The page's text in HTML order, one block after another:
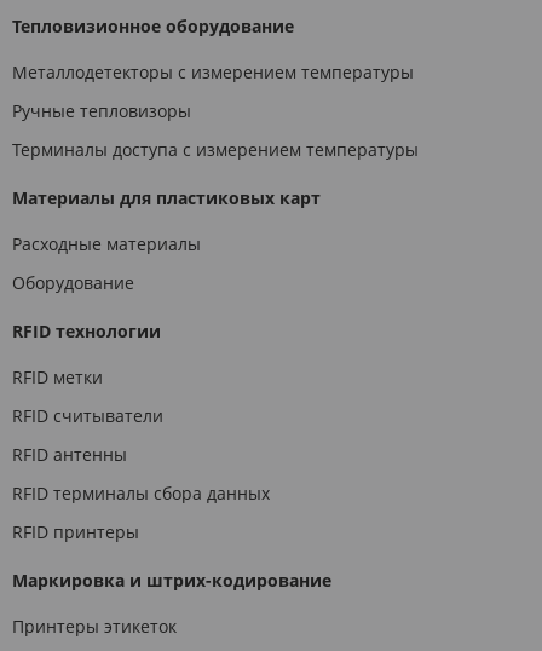
Тепловизионное оборудование
Металлодетекторы с измерением температуры
Ручные тепловизоры
Терминалы доступа с измерением температуры
Материалы для пластиковых карт
Расходные материалы
Оборудование
RFID технологии
RFID метки
RFID считыватели
RFID антенны
RFID терминалы сбора данных
RFID принтеры
Маркировка и штрих-кодирование
Принтеры этикеток